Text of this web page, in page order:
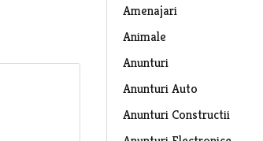
Amenajari
Animale
Anunturi
Anunturi Auto
Anunturi Constructii